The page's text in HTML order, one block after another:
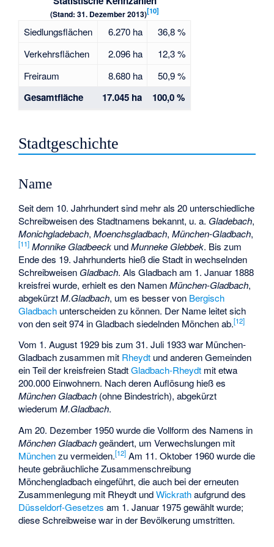
(Stand: 31. Dezember 2013)[10]
Siedlungsflächen 6.270 ha
36,8 %
Verkehrsflächen
2.096 ha
12,3 %
Freiraum
8.680 ha 50,9 %
Gesamtfläche 17.045 ha 100,0 %
Stadtgeschichte
Name
Seit dem 10. Jahrhundert sind mehr als 20 unterschiedliche
Schreibweisen des Stadtnamens bekannt, u. a. Gladebach,
Monichgladebach,Moenchsgladbach,München-Gladbach,
[11] Monnike Gladbeeck undMunneke Glebbek. Bis zum
Ende des 19. Jahrhunderts hieß die Stadt in wechselnden
Schreibweisen Gladbach. Als Gladbach am 1. Januar 1888
kreisfrei wurde, erhielt es den NamenMünchen-Gladbach,
abgekürztM.Gladbach, um es besser von Bergisch
Gladbach unterscheiden zu können. Der Name leitet sich
von den seit 974 in Gladbach siedelnden Mönchen ab.[12]
Vom 1. August 1929 bis zum 31. Juli 1933 war München-
Gladbach zusammen mit Rheydt und anderen Gemeinden
ein Teil der kreisfreien StadtGladbach-Rheydt mit etwa
200.000 Einwohnern. Nach deren Auflösung hieß es
München Gladbach (ohne Bindestrich), abgekürzt
wiederumM.Gladbach.
Am 20. Dezember 1950 wurde die Vollform des Namens in
Mönchen Gladbachgeändert, um Verwechslungen mit
Münchenzu vermeiden.[12] Am 11. Oktober 1960 wurde die
heute gebräuchliche Zusammenschreibung
Mönchengladbach eingeführt, die auch bei der erneuten
Zusammenlegung mit Rheydt undWickrathaufgrund des
Düsseldorf-Gesetzes am 1. Januar 1975 gewählt wurde;
diese Schreibweise war in der Bevölkerung umstritten.